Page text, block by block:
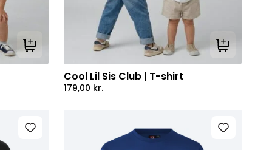
Tilføj til kurv Tilføj til kurv
Cool Lil Sis Club | T-shirt
179,00 kr.